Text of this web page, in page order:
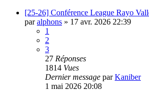
[25-26] Conférence League Rayo
paralphons » 17 avr. 2026 22:39
1
2
3
27 Réponses
1814 Vues
Dernier message parKaniber
1 mai 2026 20:08